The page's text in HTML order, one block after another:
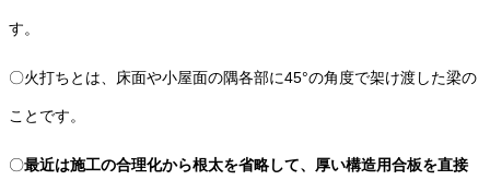
す。
〇火打ちとは、床面や小屋面の隅各部に45°の角度で架け渡した梁の
ことです。
〇最近は施工の合理化から根太を省略して、厚い構造用合板を直接